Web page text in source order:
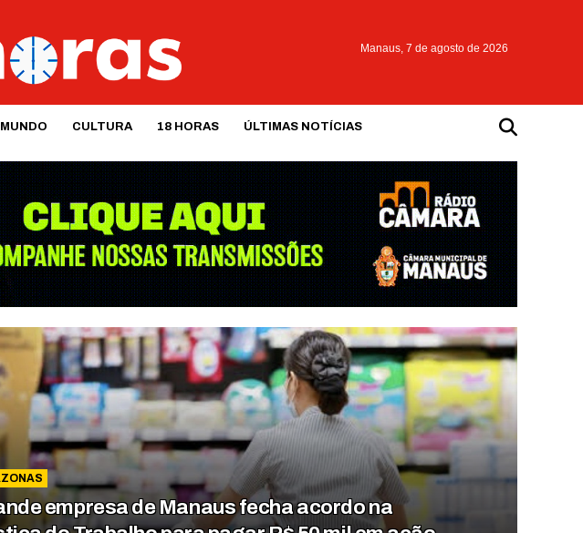
Manaus, 7 de agosto de 2026
MUNDO CULTURA 18 HORAS ÚLTIMAS NOTÍCIAS
empresa de Manaus fecha acordo na